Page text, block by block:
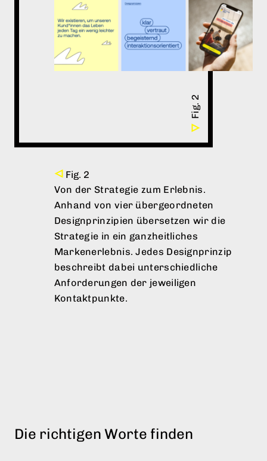
Von der Strategie zum Erlebnis.
Anhand von vier übergeordneten
Designprinzipien übersetzen wir die
Strategie in ein ganzheitliches
Markenerlebnis. Jedes Designprinzip
beschreibt dabei unterschiedliche
Anforderungen der jeweiligen
Kontaktpunkte.
Die richtigen Worte finden